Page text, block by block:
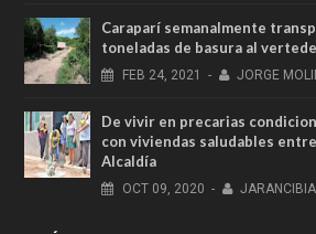
Caraparí semanalmente
toneladas de basura al
FEB 24, 2021 - JORGE
De vivir en precarias
con viviendas saludables
Alcaldía
OCT 09, 2020 - JARANCIBIA